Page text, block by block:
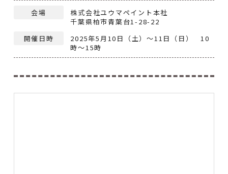
会場
株式会社ユウマペイント本社
千葉県柏市青葉台1-28-22
開催日時
2025年5月10日（土）～11日（日） 10
時～15時